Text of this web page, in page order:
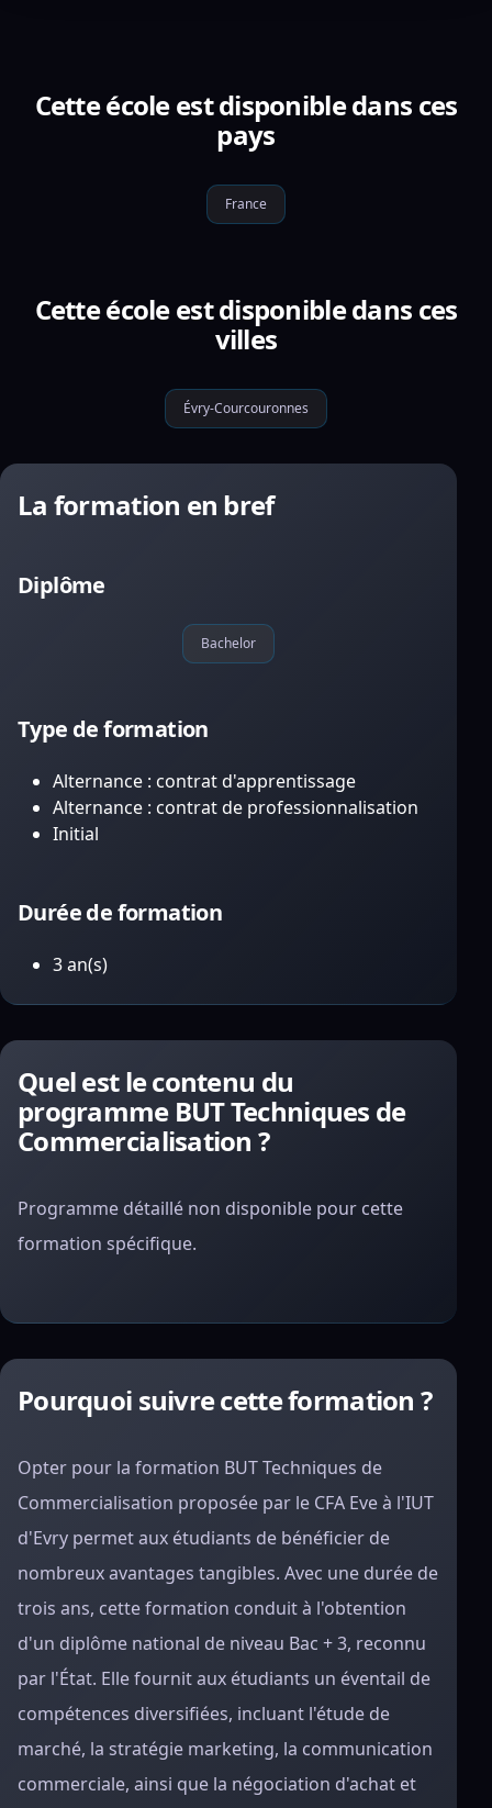
Cette école est disponible dans ces
pays
France
Cette école est disponible dans ces
villes
Évry-Courcouronnes
La formation en bref
Diplôme
Bachelor
Type de formation
Alternance : contrat d'apprentissage
Alternance : contrat de professionnalisation
Initial
Durée de formation
3 an(s)
Quel est le contenu du
programme BUT Techniques de
Commercialisation ?
Programme détaillé non disponible pour cette
formation spécifique.
Pourquoi suivre cette formation ?
Opter pour la formation BUT Techniques de
Commercialisation proposée par le CFA Eve à l'IUT
d'Evry permet aux étudiants de bénéficier de
nombreux avantages tangibles. Avec une durée de
trois ans, cette formation conduit à l'obtention
d'un diplôme national de niveau Bac + 3, reconnu
par l'État. Elle fournit aux étudiants un éventail de
compétences diversifiées, incluant l'étude de
marché, la stratégie marketing, la communication
commerciale, ainsi que la négociation d'achat et